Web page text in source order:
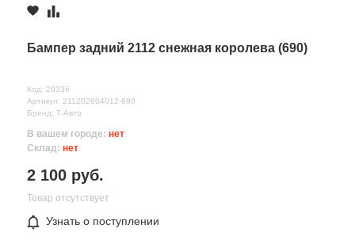
Бампер задний 2112 снежная королева (690)
Код: 20336
Артикул: 211202804012-690
Бренд: Т-Авто
В вашем городе: нет
Склад: нет
2 100 руб.
Товар отсутствует
Узнать о поступлении